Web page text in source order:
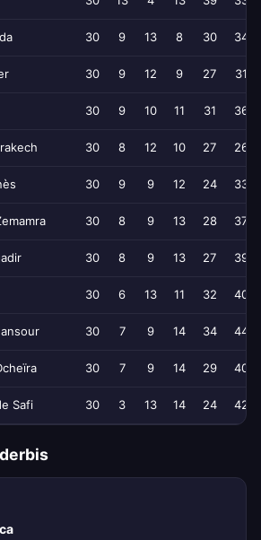
30 9 13 8 30 34
30 9 12 9 27 31
30 9 10 11 31 36
30 8 12 10 27 26
30 9 9 12 24 33
30 8 9 13 28 37
30 8 9 13 27 39
30 6 13 11 32 40
30 7 9 14 34 44
30 7 9 14 29 40
Safi 30 3 13 14 24 42